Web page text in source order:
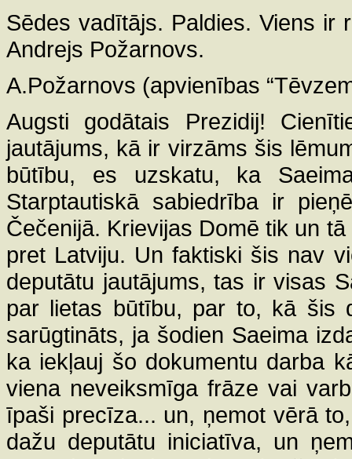
Sēdes vadītājs. Paldies. Viens ir
Andrejs Požarnovs.
A.Požarnovs (apvienības
Augsti godātais Prezidij!
jautājums, kā ir virzāms šis
būtību, es uzskatu, ka
Starptautiskā sabiedrība ir
Čečenijā. Krievijas Domē tik un
pret Latviju. Un faktiski šis nav
deputātu jautājums, tas ir visas
par lietas būtību, par to, kā šis
sarūgtināts, ja šodien Saeima
ka iekļauj šo dokumentu darba
viena neveiksmīga frāze vai
īpaši precīza... un, ņemot vērā
dažu deputātu iniciatīva, un